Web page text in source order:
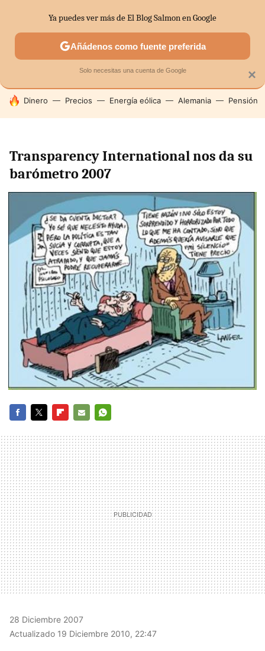
SECTORES ECONOMÍA DOMÉSTICA MERCADOS
HOY SE HABLA DE
Dinero Precios Energía eólica Alemania Pensión
Transparency International nos da su
barómetro 2007
MAIL
28 Diciembre 2007
Actualizado 19 Diciembre 2010, 22:47
×
Ya puedes ver más de El Blog Salmon en Google
Añádenos como fuente preferida
Solo necesitas una cuenta de Google